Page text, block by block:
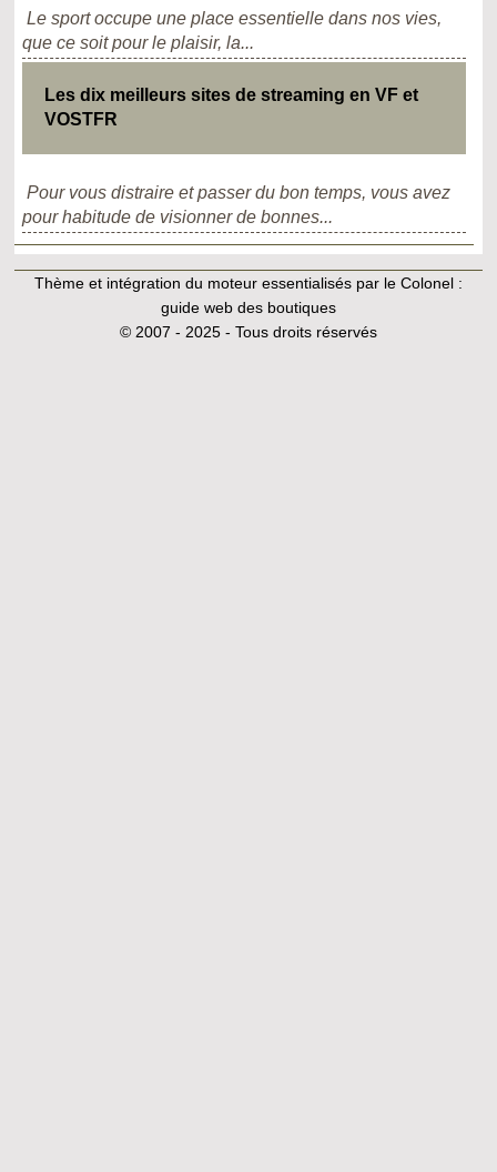
Le sport occupe une place essentielle dans nos vies,
que ce soit pour le plaisir, la...
Les dix meilleurs sites de streaming en VF et
VOSTFR
Pour vous distraire et passer du bon temps, vous avez
pour habitude de visionner de bonnes...
Thème et intégration du moteur essentialisés par le Colonel :
guide web des boutiques
© 2007 - 2025 - Tous droits réservés